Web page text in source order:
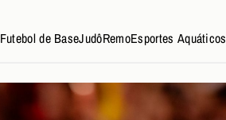
Futebol de BaseJudôRemoEsportes Aquáticos